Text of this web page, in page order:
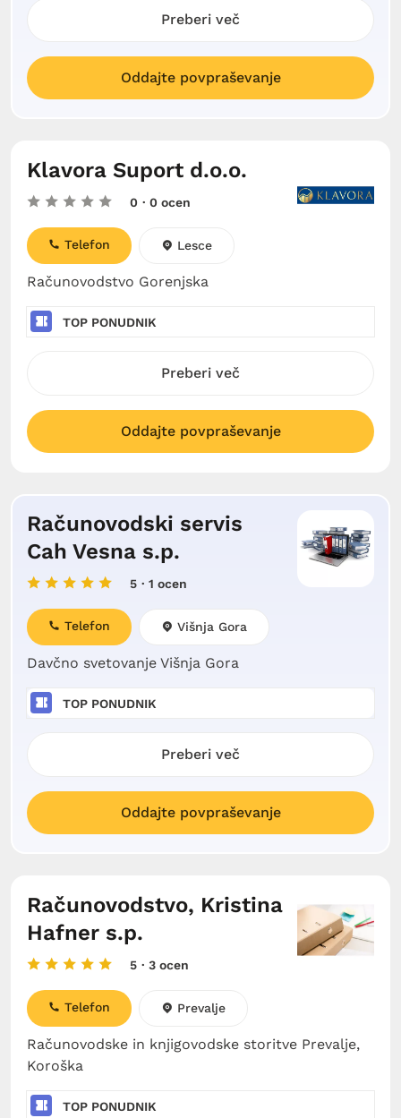
Preberi več
Oddajte povpraševanje
Klavora Suport d.o.o.
0 · 0 ocen
Računovodstvo Gorenjska
Telefon Lesce
TOP PONUDNIK
Preberi več
Oddajte povpraševanje
Računovodski servis
Cah Vesna s.p.
5 · 1 ocen
Davčno svetovanje Višnja Gora
Telefon Višnja Gora
TOP PONUDNIK
Preberi več
Oddajte povpraševanje
Računovodstvo, Kristina
Hafner s.p.
5 · 3 ocen
Računovodske in knjigovodske storitve Prevalje,
Koroška
Telefon Prevalje
TOP PONUDNIK